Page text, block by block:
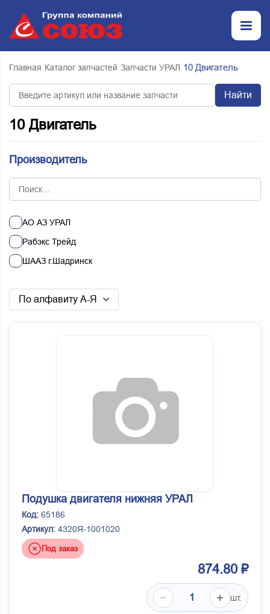
Главная Каталог запчастей Запчасти УРАЛ 10 Двигатель
Найти
10 Двигатель
Производитель
АО АЗ УРАЛ
Рабэкс Трейд
ШААЗ г.Шадринск
По алфавиту А-Я
Подушка двигателя нижняя УРАЛ
Код: 65186
Артикул: 4320Я-1001020
Под заказ
874.80 ₽
шт.